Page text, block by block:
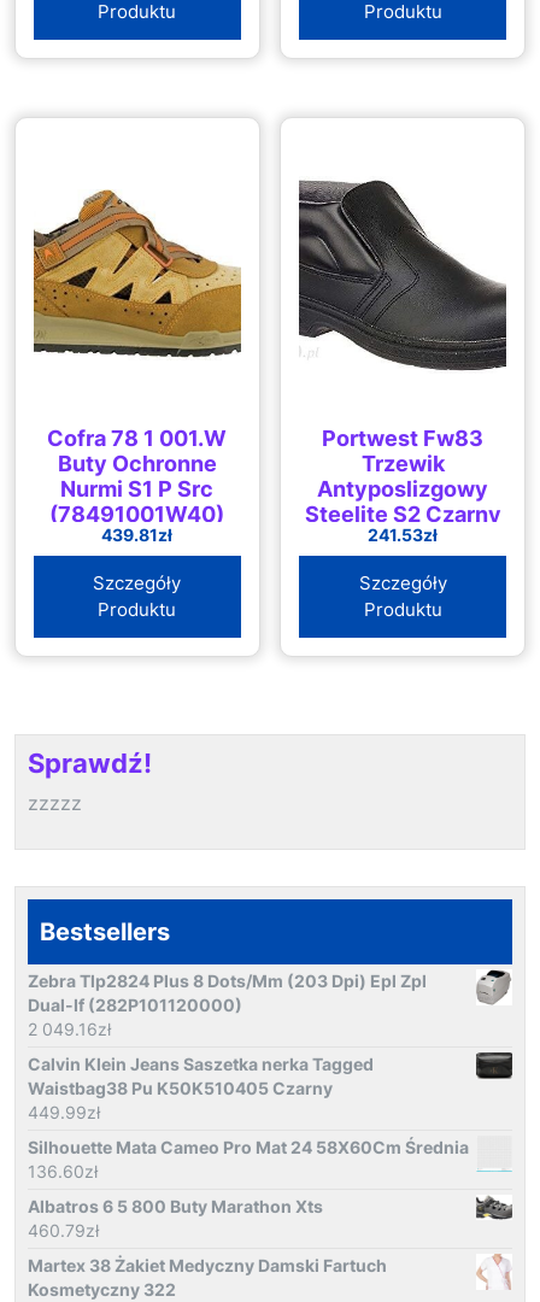
Produktu Produktu
Cofra 78 1 001.W
Buty Ochronne
Nurmi S1 P Src
(78491001W40)
439.81zł
Szczegóły
Produktu
Portwest Fw83
Trzewik
Antyposlizgowy
Steelite S2 Czarny
241.53zł
Szczegóły
Produktu
Sprawdź!
zzzzz
Bestsellers
Zebra Tlp2824 Plus 8 Dots/Mm (203 Dpi) Epl Zpl
Dual-If (282P101120000)
2 049.16zł
Calvin Klein Jeans Saszetka nerka Tagged
Waistbag38 Pu K50K510405 Czarny
449.99zł
Silhouette Mata Cameo Pro Mat 24 58X60Cm Średnia
136.60zł
Albatros 6 5 800 Buty Marathon Xts
460.79zł
Martex 38 Żakiet Medyczny Damski Fartuch
Kosmetyczny 322